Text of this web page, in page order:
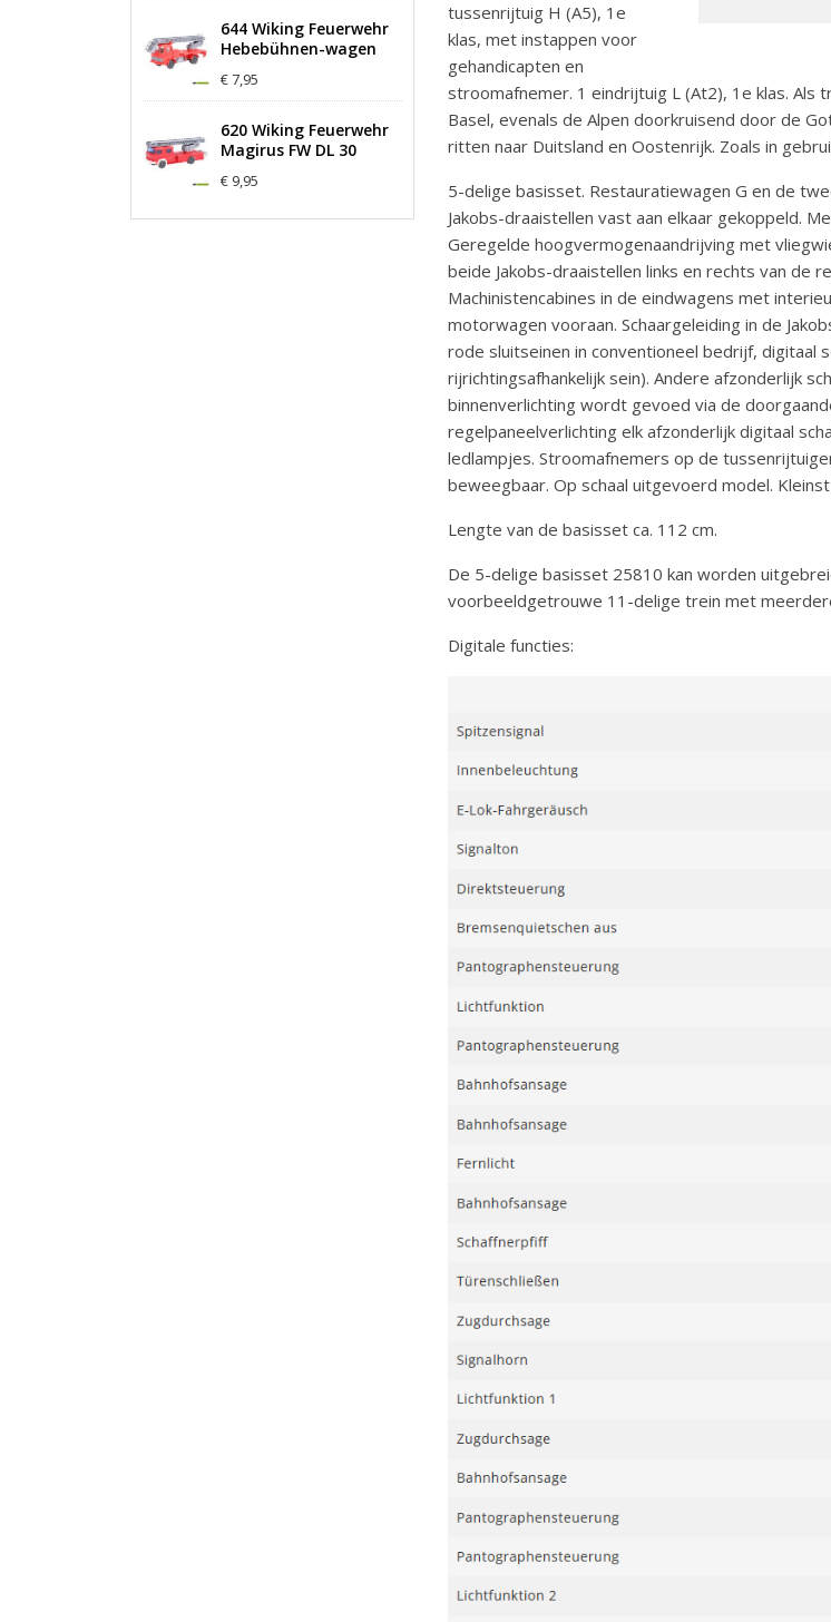
644 Wiking Feuerwehr
Hebebühnen-wagen
€ 7,95
620 Wiking Feuerwehr
Magirus FW DL 30
€ 9,95
tussenrijtuig H (A5), 1e
klas, met instappen voor
gehandicapten en
stroomafnemer. 1 eindrijtuig L (At2), 1e klas.
Basel, evenals de Alpen doorkruisend door de
ritten naar Duitsland en Oostenrijk. Zoals in
5-delige basisset. Restauratiewagen G en de
Jakobs-draaistellen vast aan elkaar gekoppeld.
Geregelde hoogvermogenaandrijving met
beide Jakobs-draaistellen links en rechts van de
Machinistencabines in de eindwagens met
motorwagen vooraan. Schaargeleiding in de
rode sluitseinen in conventioneel bedrijf, digitaal
rijrichtingsafhankelijk sein). Andere afzonderlijk
binnenverlichting wordt gevoed via de
regelpaneelverlichting elk afzonderlijk digitaal
ledlampjes. Stroomafnemers op de
beweegbaar. Op schaal uitgevoerd model.
Lengte van de basisset ca. 112 cm.
De 5-delige basisset 25810 kan worden
voorbeeldgetrouwe 11-delige trein met
Digitale functies: